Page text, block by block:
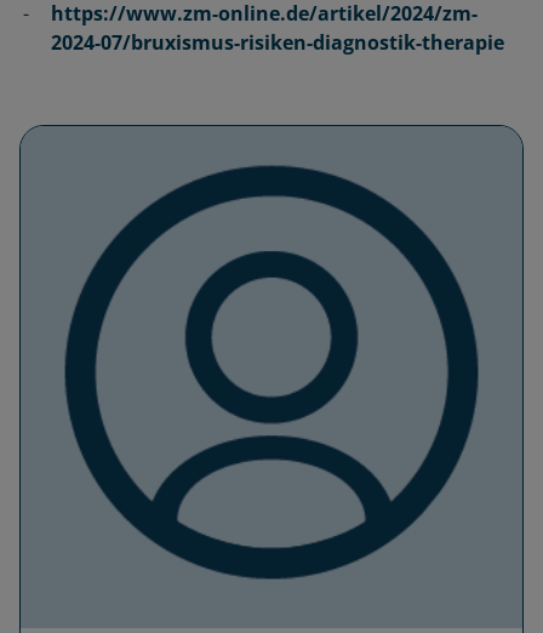
https://www.zm-online.de/artikel/2024/zm-
2024-07/bruxismus-risiken-diagnostik-therapie